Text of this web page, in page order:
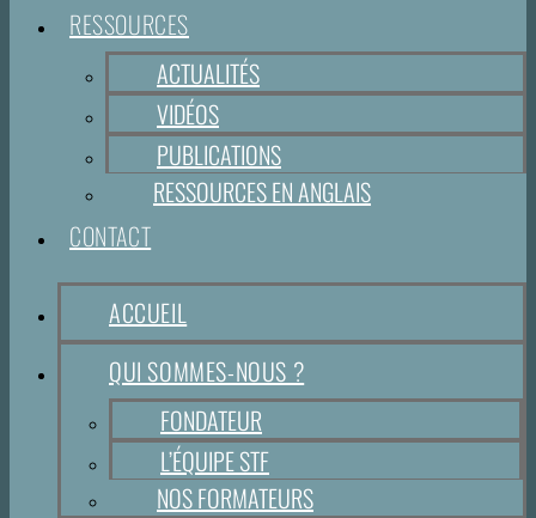
RESSOURCES
ACTUALITÉS
VIDÉOS
PUBLICATIONS
RESSOURCES EN ANGLAIS
CONTACT
ACCUEIL
QUI SOMMES-NOUS ?
FONDATEUR
L’ÉQUIPE STF
NOS FORMATEURS